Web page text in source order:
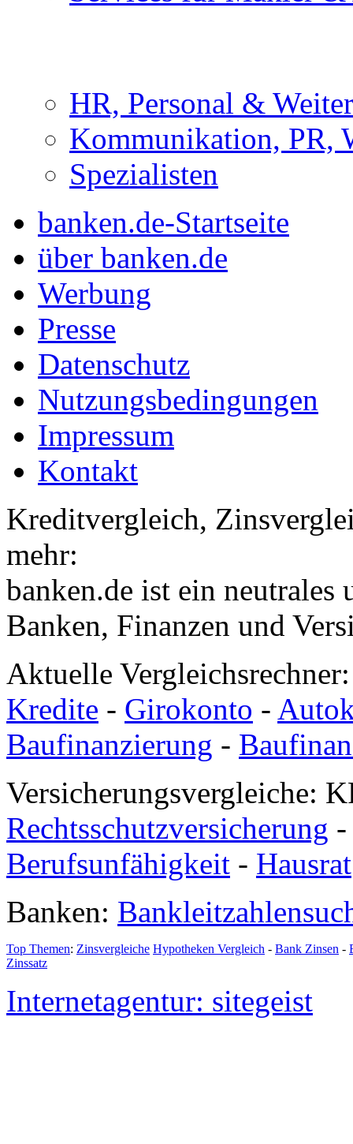
HR, Personal &
Kommunikation, PR,
Spezialisten
banken.de-Startseite
über banken.de
Werbung
Presse
Datenschutz
Nutzungsbedingungen
Impressum
Kontakt
Kreditvergleich,
mehr:
banken.de ist ein neutrales
Banken, Finanzen und
Aktuelle
Kredite - Girokonto -
Baufinanzierung -
Versicherungsvergleiche:
Rechtsschutzversicherung
Berufsunfähigkeit - Hausrat
Banken:
Top Themen: Zinsvergleiche Hypotheken Vergleich - Bank Zinsen -
Zinssatz
Internetagentur: sitegeist